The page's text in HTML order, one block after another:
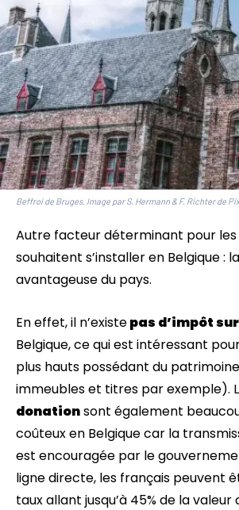
Beffroi de Bruges. Image par S. Hermann & F. Richter de
Autre facteur déterminant pour les
souhaitent s’installer en Belgique : la
avantageuse du pays.
En effet, il n’existepas d’impôt
Belgique, ce qui est intéressant
plus hauts possédant du
immeubles et titres par exemple).
donationsont également
coûteux en Belgique car la
est encouragée par le
ligne directe, les français peuvent
taux allant jusqu’à 45% de la